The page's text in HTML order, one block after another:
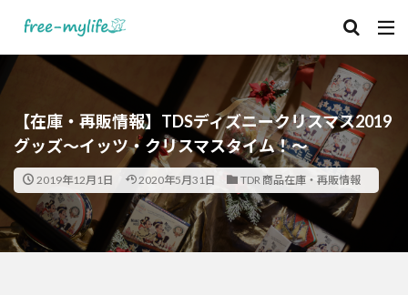
【在庫・再販情報】TDSディズニークリスマス2019
グッズ～イッツ・クリスマスタイム！～
2019年12月1日 2020年5月31日 TDR 商品在庫・再販情報